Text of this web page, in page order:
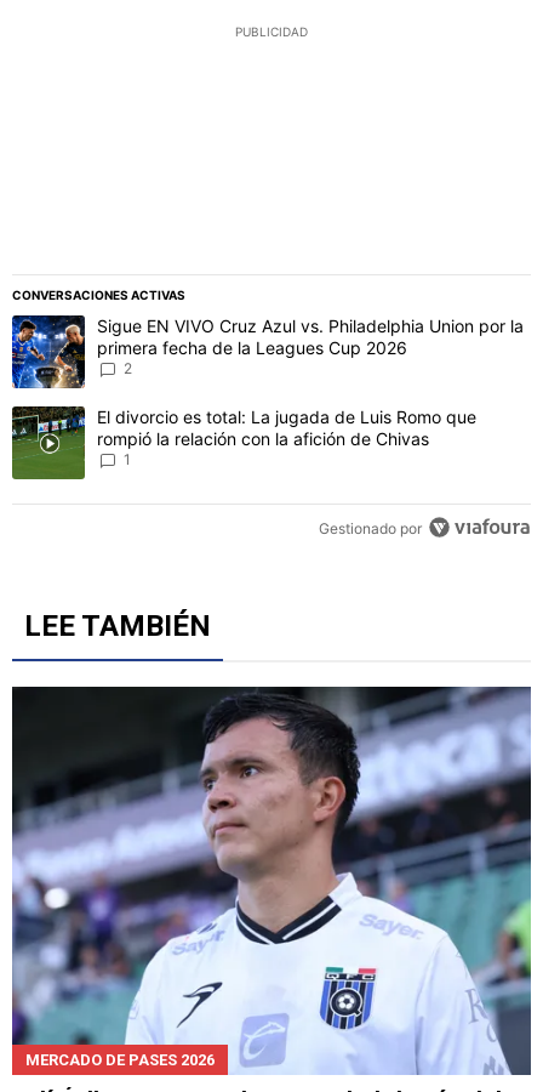
PUBLICIDAD
CONVERSACIONES ACTIVAS
Este listado muestra los artículos con más comentarios en los
Un artículo de tendencia con el título "Sigue EN VIVO Cruz Azul
Sigue EN VIVO Cruz Azul vs. Philadelphia Union por la
primera fecha de la Leagues Cup 2026
2
Un artículo de tendencia con el título "El divorcio es total: La
El divorcio es total: La jugada de Luis Romo que
rompió la relación con la afición de Chivas
1
Gestionado por
LEE TAMBIÉN
MERCADO DE PASES 2026